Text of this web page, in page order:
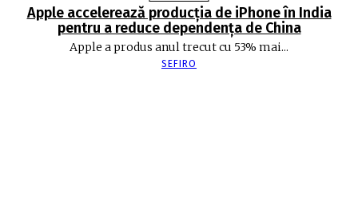
Apple accelerează producția de iPhone în India
pentru a reduce dependența de China
Apple a produs anul trecut cu 53% mai...
SEFIRO